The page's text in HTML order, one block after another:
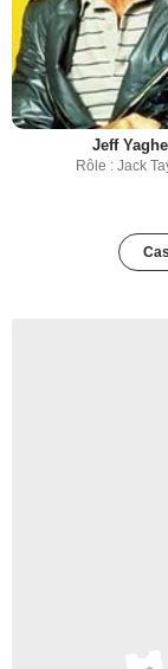
Jeff
Rôle : Jack